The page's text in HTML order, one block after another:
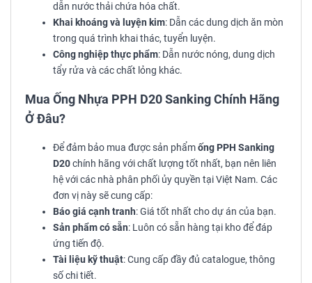
dẫn nước thải chứa hóa chất.
Khai khoáng và luyện kim: Dẫn các dung dịch ăn mòn
trong quá trình khai thác, tuyển luyện.
Công nghiệp thực phẩm: Dẫn nước nóng, dung dịch
tẩy rửa và các chất lỏng khác.
Mua Ống Nhựa PPH D20 Sanking Chính Hãng
Ở Đâu?
Để đảm bảo mua được sản phẩmống PPH Sanking
D20chính hãng với chất lượng tốt nhất, bạn nên liên
hệ với các nhà phân phối ủy quyền tại Việt Nam. Các
đơn vị này sẽ cung cấp:
Báo giá cạnh tranh: Giá tốt nhất cho dự án của bạn.
Sản phẩm có sẵn: Luôn có sẵn hàng tại kho để đáp
ứng tiến độ.
Tài liệu kỹ thuật: Cung cấp đầy đủ catalogue, thông
số chi tiết.